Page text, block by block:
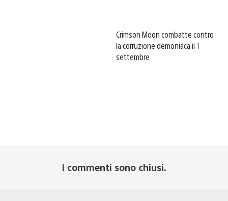
Crimson Moon combatte contro
la corruzione demoniaca il 1
settembre
I commenti sono chiusi.